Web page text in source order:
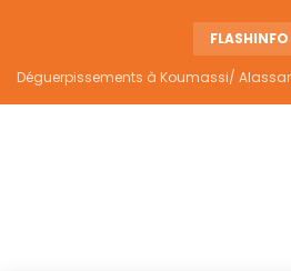
FLASHINFO